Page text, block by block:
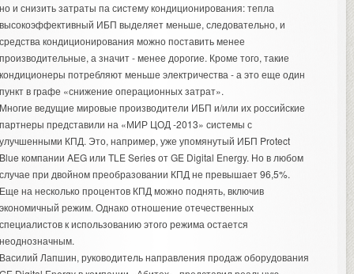
и снизить затраты па систему кондиционирования: тепла
ИБП выделяет меньше, следовательно, и
кондиционирования можно поставить менее
а значит - менее дорогие. Кроме того, такие
потребляют меньше электричества - а это еще один
в графе «снижение операционных затрат».
ведущие мировые производители ИБП и/или их российские
представили на «МИР ЦОД -2013» системы с
КПД. Это, например, уже упомянутый ИБП Protect
компании AEG или TLE Series от GE Digital Energy. Но в любом
при двойном преобразовании КПД не превышает 96,5%.
на несколько процентов КПД можно поднять, включив
режим. Однако отношение отечественных
к использованию этого режима остается
Лапшин, руководитель направления продаж оборудования